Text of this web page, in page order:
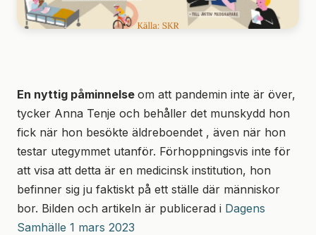
En nyttig påminnelse om att pandemin inte är över,
tycker Anna Tenje och behåller det munskydd hon
fick när hon besökte äldreboendet , även när hon
testar utegymmet utanför. Förhoppningsvis inte för
att visa att detta är en medicinsk institution, hon
befinner sig ju faktiskt på ett ställe där människor
bor. Bilden och artikeln är publicerad i Dagens
Samhälle 1 mars 2023